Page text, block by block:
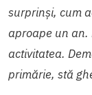
surprinși, cum
aproape un an.
activitatea.
primărie, stă